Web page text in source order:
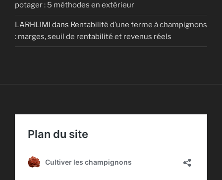
potager : 5 méthodes en extérieur
LARHLIMI dans Rentabilité d’une ferme à champignons
: marges, seuil de rentabilité et revenus réels